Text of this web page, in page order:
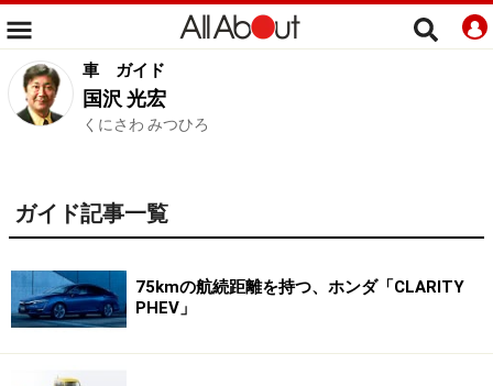
車 ガイド
国沢 光宏
くにさわ みつひろ
ガイド記事一覧
75kmの航続距離を持つ、ホンダ「CLARITY
PHEV」